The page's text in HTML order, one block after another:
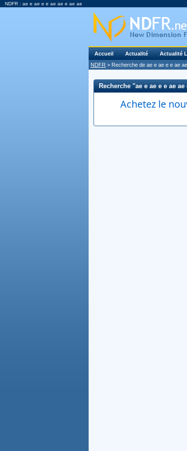
NDFR : ae e ae e e ae ae e ae ae
Accueil Actualité Actualité
NDFR > Recherche de ae e ae e e ae
Recherche "ae e ae e e ae
Achetez le